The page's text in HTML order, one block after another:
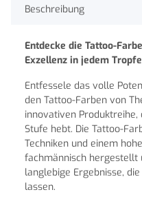
Beschreibung
Entdecke die Tattoo-
Exzellenz in jedem
Entfessele das volle
den Tattoo-Farben von
innovativen
Stufe hebt. Die Tattoo-
Techniken und einem
fachmännisch hergestellt
langlebige Ergebnisse,
lassen.